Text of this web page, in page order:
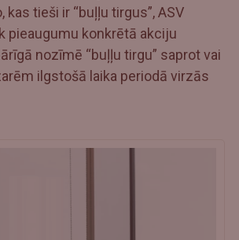
tieši ir “buļļu tirgus”, ASV
pieaugumu konkrētā akciju
nozīmē “buļļu tirgu” saprot vai
ilgstošā laika periodā virzās